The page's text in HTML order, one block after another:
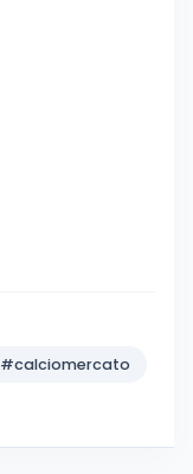
#calciomercato